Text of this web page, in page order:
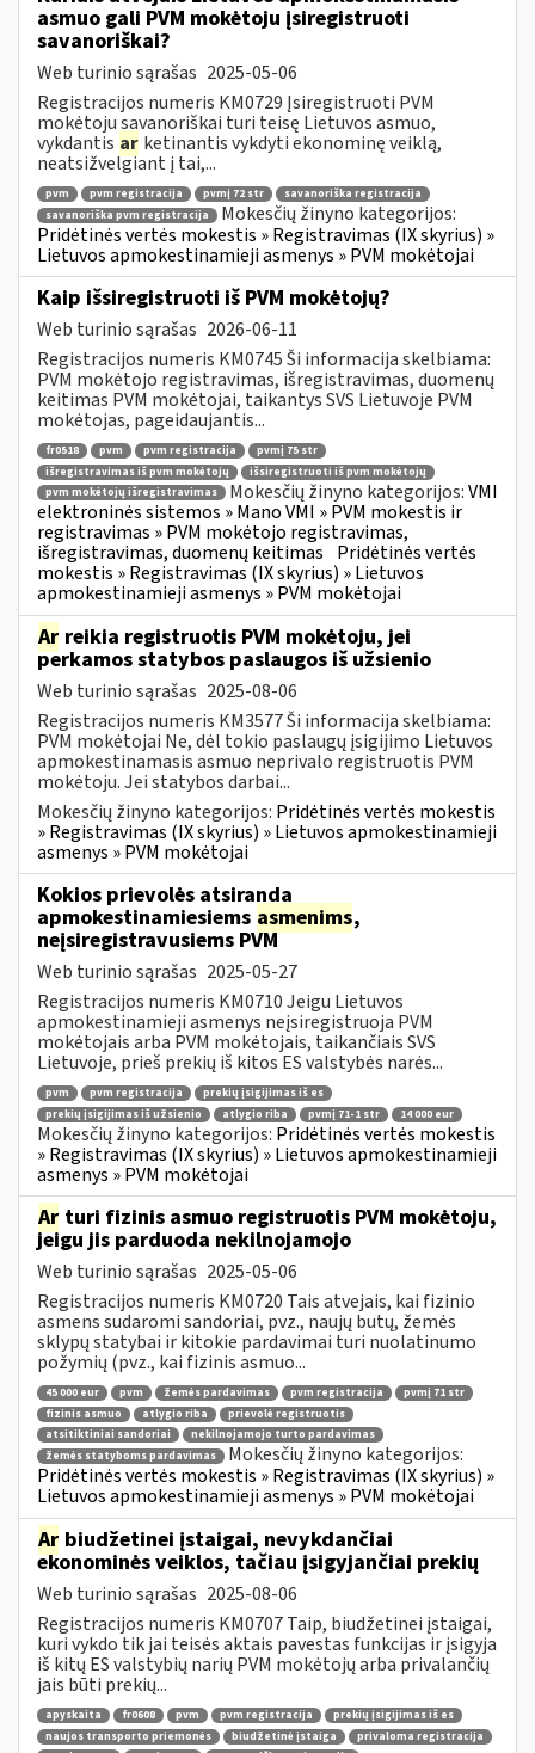
asmuo gali PVM mokėtoju įsiregistruoti
savanoriškai?
Web turinio sąrašas 2025-05-06
Registracijos numeris KM0729 Įsiregistruoti PVM
mokėtoju savanoriškai turi teisę Lietuvos asmuo,
vykdantis ar ketinantis vykdyti ekonominę veiklą,
neatsižvelgiant į tai,...
pvm pvm registracija pvmį 72 str
savanoriška registracija
savanoriška pvm registracija
Mokesčių žinyno kategorijos:
Pridėtinės vertės mokestis » Registravimas (IX skyrius) »
Lietuvos apmokestinamieji asmenys » PVM mokėtojai
Kaip išsiregistruoti iš PVM mokėtojų?
Web turinio sąrašas 2026-06-11
Registracijos numeris KM0745 Ši informacija skelbiama:
PVM mokėtojo registravimas, išregistravimas, duomenų
keitimas PVM mokėtojai, taikantys SVS Lietuvoje PVM
mokėtojas, pageidaujantis...
fr0518 pvm pvm registracija
pvmį 75 str
išregistravimas iš pvm mokėtojų
išsiregistruoti iš pvm mokėtojų
pvm mokėtojų išregistravimas
Mokesčių žinyno kategorijos:VMI
elektroninės sistemos » Mano VMI » PVM mokestis ir
registravimas » PVM mokėtojo registravimas,
išregistravimas, duomenų keitimas Pridėtinės vertės
mokestis » Registravimas (IX skyrius) » Lietuvos
apmokestinamieji asmenys » PVM mokėtojai
Ar reikia registruotis PVM mokėtoju, jei
perkamos statybos paslaugos iš užsienio
Web turinio sąrašas 2025-08-06
Registracijos numeris KM3577 Ši informacija skelbiama:
PVM mokėtojai Ne, dėl tokio paslaugų įsigijimo Lietuvos
apmokestinamasis asmuo neprivalo registruotis PVM
mokėtoju. Jei statybos darbai...
Mokesčių žinyno kategorijos: Pridėtinės vertės mokestis
» Registravimas (IX skyrius) » Lietuvos apmokestinamieji
asmenys » PVM mokėtojai
Kokios prievolės atsiranda
apmokestinamiesiems asmenims,
neįsiregistravusiems PVM
Web turinio sąrašas 2025-05-27
Registracijos numeris KM0710 Jeigu Lietuvos
apmokestinamieji asmenys neįsiregistruoja PVM
mokėtojais arba PVM mokėtojais, taikančiais SVS
Lietuvoje, prieš prekių iš kitos ES valstybės narės...
pvm pvm registracija
prekių įsigijimas iš es
prekių įsigijimas iš užsienio
atlygio riba pvmį 71-1 str 14 000 eur
Mokesčių žinyno kategorijos: Pridėtinės vertės mokestis
» Registravimas (IX skyrius) » Lietuvos apmokestinamieji
asmenys » PVM mokėtojai
Ar turi fizinis asmuo registruotis PVM mokėtoju,
jeigu jis parduoda nekilnojamojo
Web turinio sąrašas 2025-05-06
Registracijos numeris KM0720 Tais atvejais, kai fizinio
asmens sudaromi sandoriai, pvz., naujų butų, žemės
sklypų statybai ir kitokie pardavimai turi nuolatinumo
požymių (pvz., kai fizinis asmuo...
45 000 eur pvm žemės pardavimas pvm registracija
pvmį 71 str
fizinis asmuo
atlygio riba
prievolė registruotis
atsitiktiniai sandoriai
nekilnojamojo turto pardavimas
žemės statyboms pardavimas
Mokesčių žinyno kategorijos:
Pridėtinės vertės mokestis » Registravimas (IX skyrius) »
Lietuvos apmokestinamieji asmenys » PVM mokėtojai
Ar biudžetinei įstaigai, nevykdančiai
ekonominės veiklos, tačiau įsigyjančiai prekių
Web turinio sąrašas 2025-08-06
Registracijos numeris KM0707 Taip, biudžetinei įstaigai,
kuri vykdo tik jai teisės aktais pavestas funkcijas ir įsigyja
iš kitų ES valstybių narių PVM mokėtojų arba privalančių
jais būti prekių...
apyskaita fr0608 pvm pvm registracija
prekių įsigijimas iš es
naujos transporto priemonės
biudžetinė įstaiga
privaloma registracija